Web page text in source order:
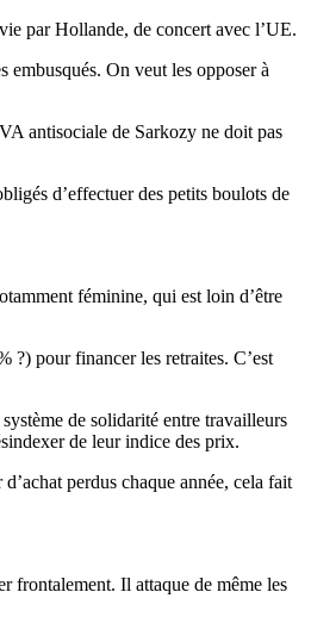
par Hollande, de concert avec l’UE.
embusqués. On veut les opposer à
antisociale de Sarkozy ne doit pas
d’effectuer des petits boulots de
féminine, qui est loin d’être
?) pour financer les retraites. C’est
de solidarité entre travailleurs
de leur indice des prix.
perdus chaque année, cela fait
frontalement. Il attaque de même les